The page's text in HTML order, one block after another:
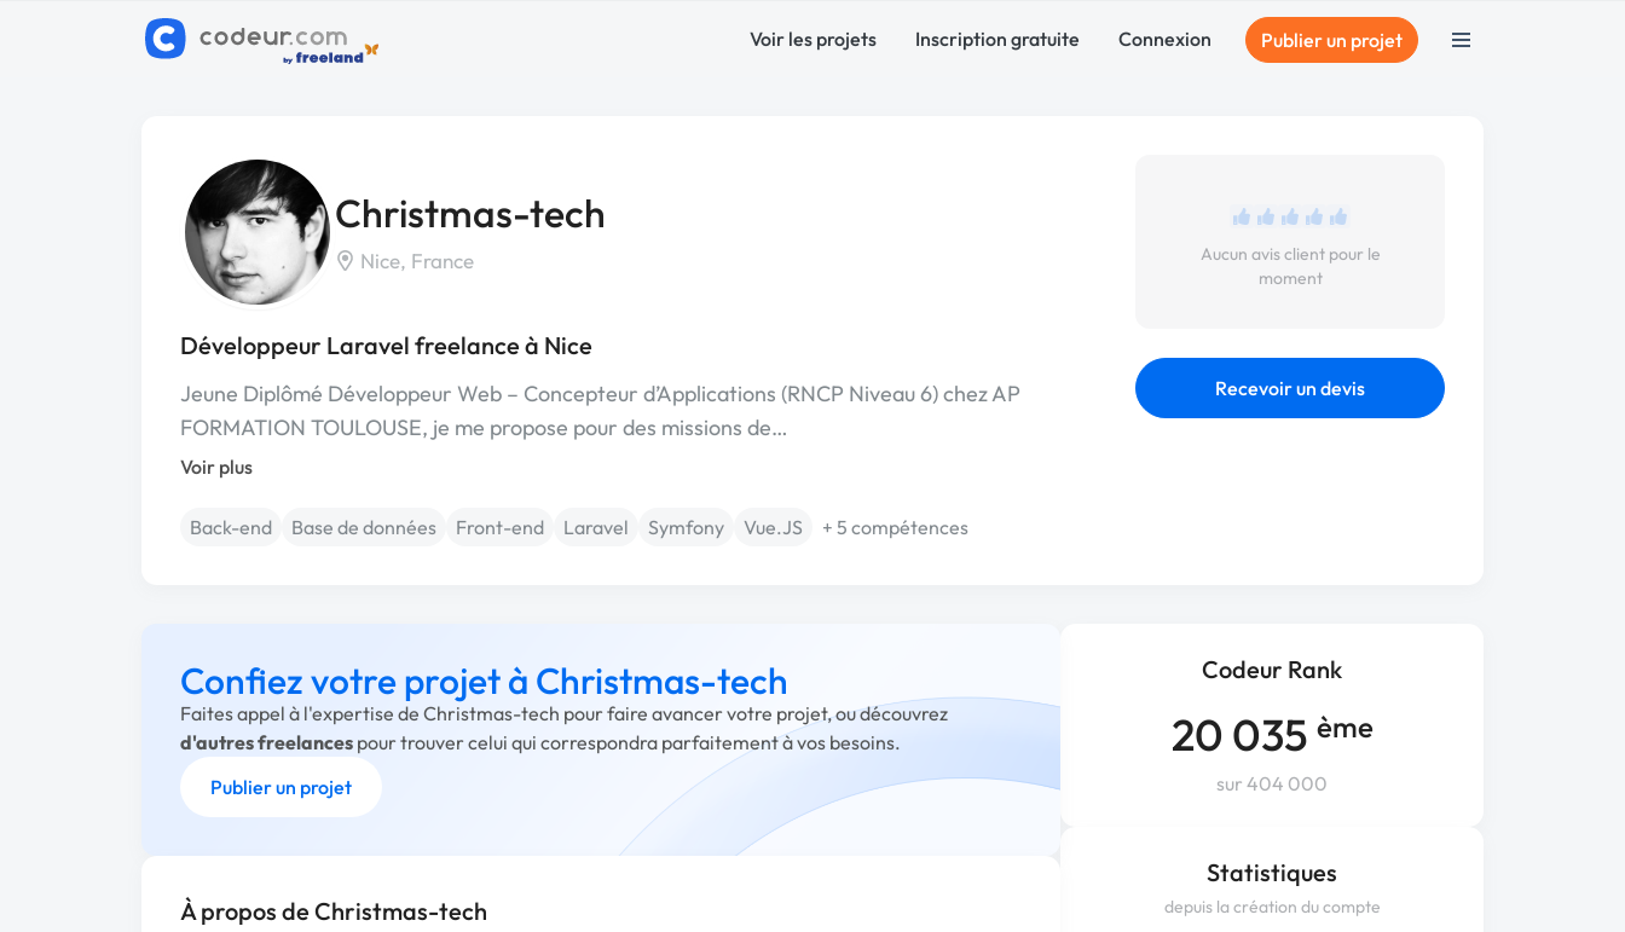
Voir les projets Inscription gratuite Connexion Publier un projet
Christmas-tech
Nice, France
Développeur Laravel freelance à Nice
Jeune Diplômé Développeur Web – Concepteur d’Applications (RNCP Niveau 6) chez AP
FORMATION TOULOUSE, je me propose pour des missions de…
Voir plus
Back-end Base de données Front-end Laravel Symfony Vue.JS + 5 compétences
Aucun avis client pour le
moment
Recevoir un devis
Codeur Rank
20 035 ème
sur 404 000
Statistiques
depuis la création du compte
Confiez votre projet à Christmas-tech
Faites appel à l'expertise de Christmas-tech pour faire avancer votre projet, ou découvrez
d'autres freelances pour trouver celui qui correspondra parfaitement à vos besoins.
Publier un projet
À propos de Christmas-tech